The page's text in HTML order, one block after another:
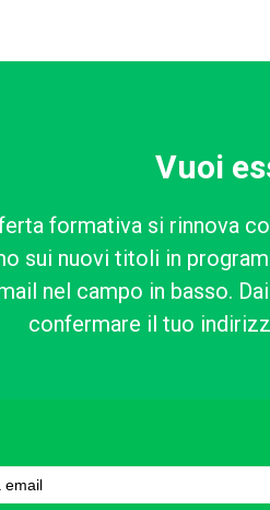
Vuoi
formativa si rinnova
sui nuovi titoli in
nel campo in basso.
confermare il tuo